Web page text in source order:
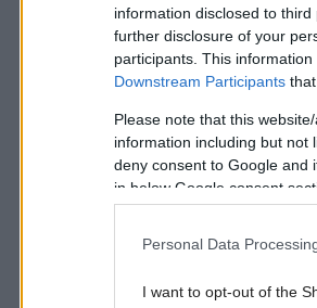
information disclosed to
further disclosure of your
participants. This
Downstream Participants
Please note that this
information including but not
deny consent to Google and
in below Google consent
Personal Data
I want to opt-out of the